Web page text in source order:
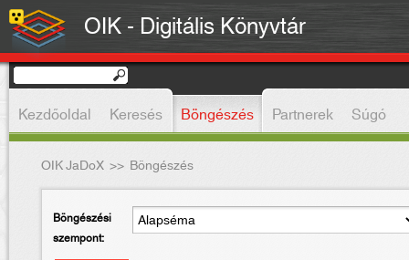
OIK - Digitális Könyvtár
Kezdőoldal Keresés Böngészés Partnerek Súgó
OIK JaDoX >> Böngészés
Böngészési
szempont: